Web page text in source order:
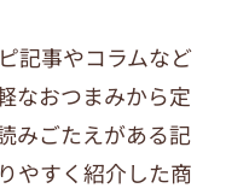
記事やコラムなど
なおつまみから定
みごたえがある記
やすく紹介した商